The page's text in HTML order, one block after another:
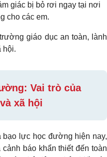
giác bị bỏ rơi ngay tại nơi
cho các em.
giáo dục an toàn, lành
hội.
Vai trò của
xã hội
lực học đường hiện nay,
báo khẩn thiết đến toàn